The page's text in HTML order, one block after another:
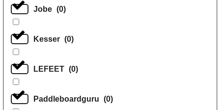
Jobe (0)
Kesser (0)
LEFEET (0)
Paddleboardguru (0)